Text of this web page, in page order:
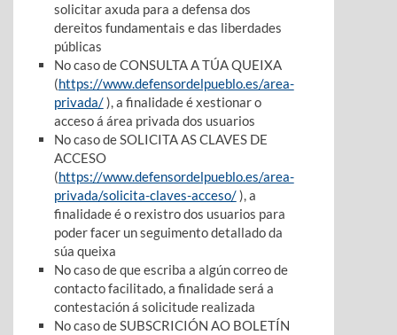
solicitar axuda para a defensa dos
dereitos fundamentais e das liberdades
públicas
No caso de CONSULTA A TÚA QUEIXA
(https://www.defensordelpueblo.es/area-
privada/), a finalidade é xestionar o
acceso á área privada dos usuarios
No caso de SOLICITA AS CLAVES DE
ACCESO
(https://www.defensordelpueblo.es/area-
privada/solicita-claves-acceso/), a
finalidade é o rexistro dos usuarios para
poder facer un seguimento detallado da
súa queixa
No caso de que escriba a algún correo de
contacto facilitado, a finalidade será a
contestación á solicitude realizada
No caso de SUBSCRICIÓN AO BOLETÍN